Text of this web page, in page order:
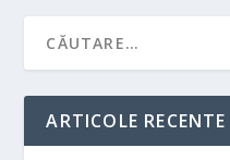
ARTICOLE RECENTE